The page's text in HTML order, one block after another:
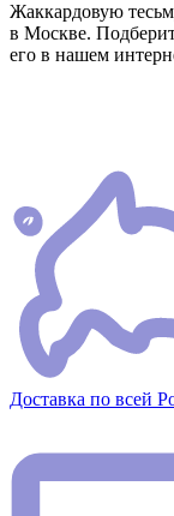
Жаккардовую
в Москве.
его в нашем
Доставка по всей